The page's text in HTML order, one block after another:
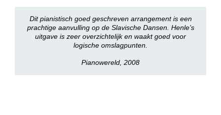
Dit pianistisch goed geschreven arrangement is een
prachtige aanvulling op de Slavische Dansen. Henle’s
uitgave is zeer overzichtelijk en waakt goed voor
logische omslagpunten.
Pianowereld, 2008